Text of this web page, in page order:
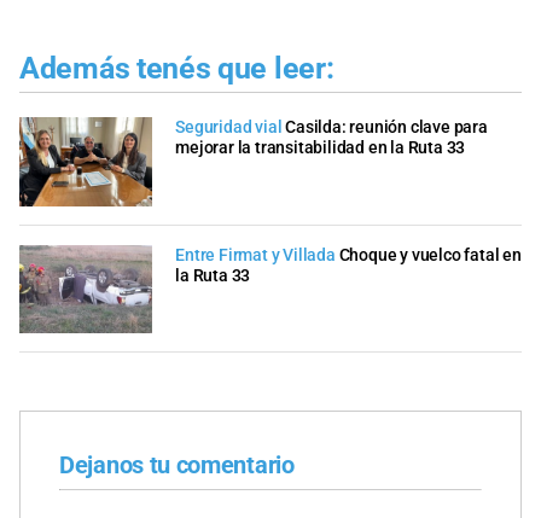
Además tenés que leer:
Seguridad vial Casilda: reunión clave para
mejorar la transitabilidad en la Ruta 33
Entre Firmat y Villada Choque y vuelco fatal en
la Ruta 33
Dejanos tu comentario